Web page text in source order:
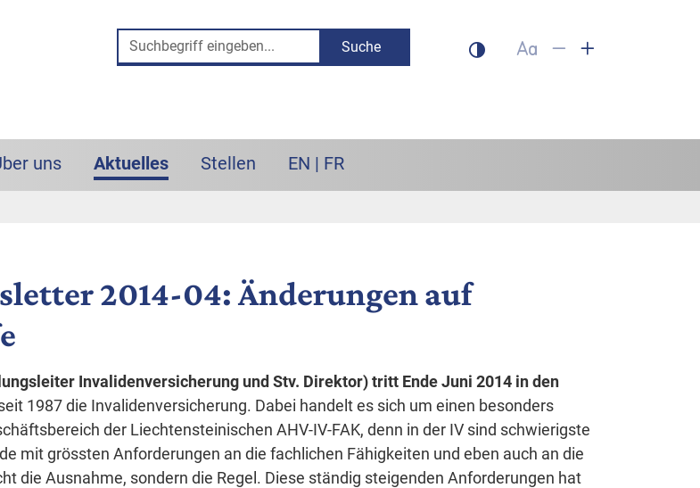
Box Suche
uns
Aktuelles
(aktiv)
Stellen EN | FR
2014-04: Änderungen auf
Invalidenversicherung und Stv. Direktor) tritt Ende Juni 2014 in den
1987 die Invalidenversicherung. Dabei handelt es sich um einen besonders
der Liechtensteinischen AHV-IV-FAK, denn in der IV sind schwierigste
mit grössten Anforderungen an die fachlichen Fähigkeiten und eben auch an die
die Ausnahme, sondern die Regel. Diese ständig steigenden Anforderungen hat